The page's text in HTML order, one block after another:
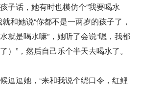
子话，她有时也模仿个“我要喝水
和她说“你都不是一两岁的孩子了，
就是喝水嘛”，她听了会说“嗯，我都
）”，然后自己乐个半天去喝水了。
逗逗她，“来和我说个绕口令，红鲤